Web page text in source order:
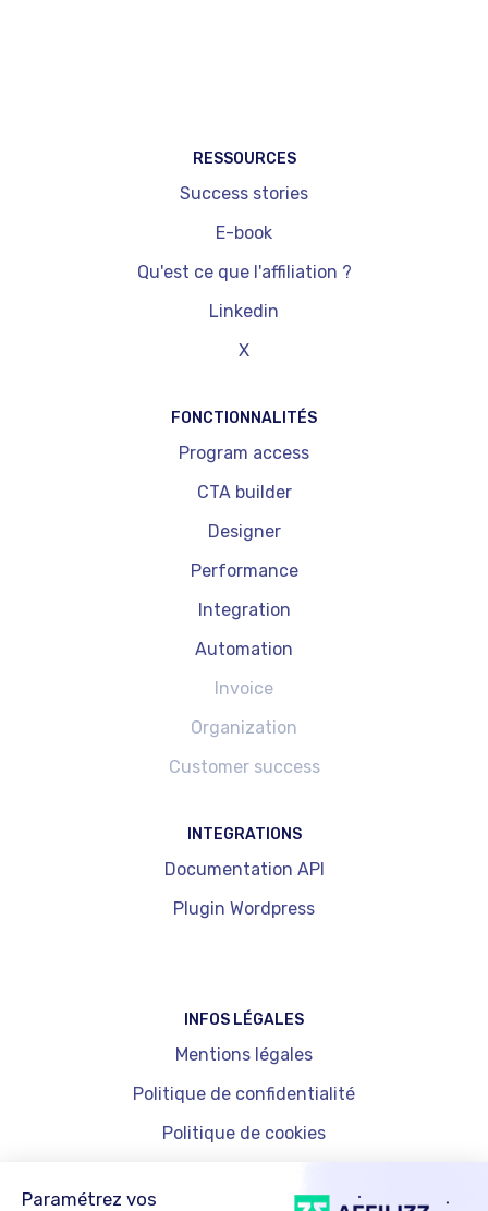
RESSOURCES
Success stories
E-book
Qu'est ce que l'affiliation ?
Linkedin
X
FONCTIONNALITÉS
Program access
CTA builder
Designer
Performance
Integration
Automation
Invoice
Organization
Customer success
INTEGRATIONS
Documentation API
Plugin Wordpress
INFOS LÉGALES
Mentions légales
Politique de confidentialité
Politique de cookies